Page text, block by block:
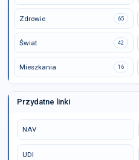
Zdrowie 65
Świat 42
Mieszkania 16
Przydatne linki
NAV
UDI